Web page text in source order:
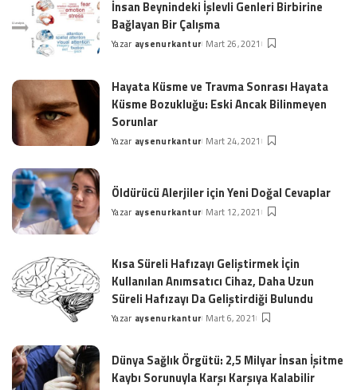
İnsan Beynindeki İşlevli Genleri Birbirine
Bağlayan Bir Çalışma
Posted
Yazar aysenurkantur Mart 26, 2021
Hayata Küsme ve Travma Sonrası Hayata
Küsme Bozukluğu: Eski Ancak Bilinmeyen
Sorunlar
Posted
Yazar aysenurkantur Mart 24, 2021
Öldürücü Alerjiler için Yeni Doğal Cevaplar
Posted
Yazar aysenurkantur Mart 12, 2021
Kısa Süreli Hafızayı Geliştirmek İçin
Kullanılan Anımsatıcı Cihaz, Daha Uzun
Süreli Hafızayı Da Geliştirdiği Bulundu
Posted
Yazar aysenurkantur Mart 6, 2021
Dünya Sağlık Örgütü: 2,5 Milyar İnsan İşitme
Kaybı Sorunuyla Karşı Karşıya Kalabilir